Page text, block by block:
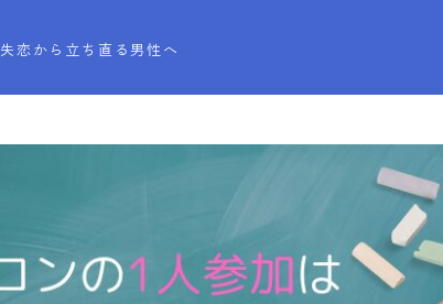
失恋から立ち直る男性へ